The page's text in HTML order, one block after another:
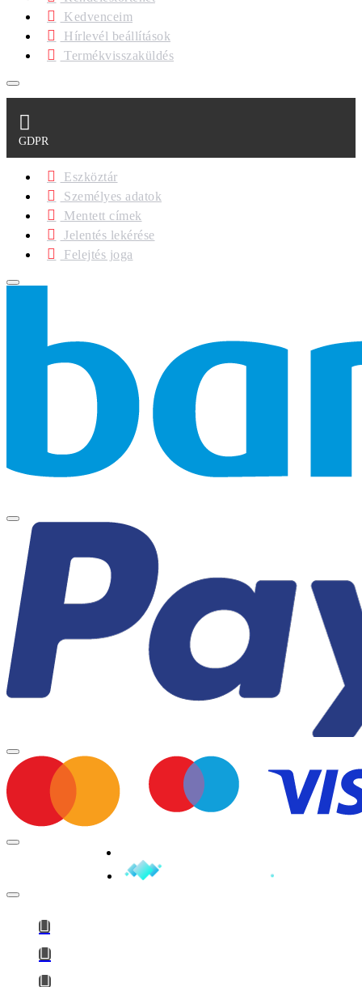
Kedvenceim
Hírlevél beállítások
Termékvisszaküldés
GDPR
Eszköztár
Személyes adatok
Mentett címek
Jelentés lekérése
Felejtés joga